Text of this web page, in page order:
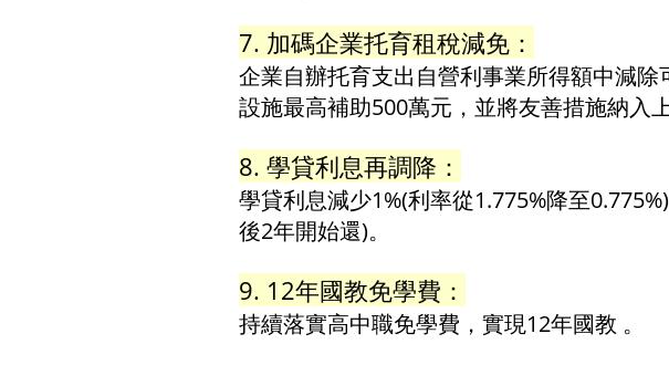
7. 加碼企業托育租稅減免：
企業自辦托育支出自營利事業所得額中減除
設施最高補助500萬元，並將友善措施納入
8. 學貸利息再調降：
學貸利息減少1%(利率從1.775%降至
後2年開始還)。
9. 12年國教免學費：
持續落實高中職免學費，實現12年國教 。